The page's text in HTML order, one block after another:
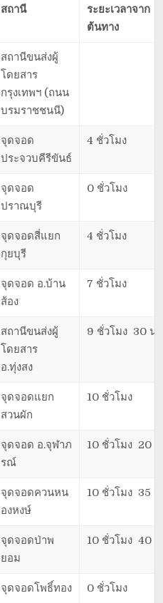
สถานี
ระยะเวลาจาก
ต้นทาง
สถานีขนส่งผู้
โดยสาร
กรุงเทพฯ (ถนน
บรมราชชนนี)
จุดจอด
ประจวบคีรีขันธ์
4 ชั่วโมง
จุดจอด
ปราณบุรี
0 ชั่วโมง
จุดจอดสี่แยก
กุยบุรี
4 ชั่วโมง
จุดจอด อ.บ้าน
ส้อง
7 ชั่วโมง
สถานีขนส่งผู้
โดยสาร
อ.ทุ่งสง
9 ชั่วโมง 30 น
จุดจอดแยก
สวนผัก
10 ชั่วโมง
จุดจอด อ.จุฬาภ
รณ์
10 ชั่วโมง 20
จุดจอดควนหน
องหงษ์
10 ชั่วโมง 35
จุดจอดป่าพ
ยอม
10 ชั่วโมง 40
จุดจอดโพธิ์ทอง 0 ชั่วโมง